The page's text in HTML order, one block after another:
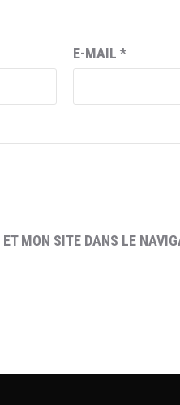
E-MAIL *
MON SITE DANS LE